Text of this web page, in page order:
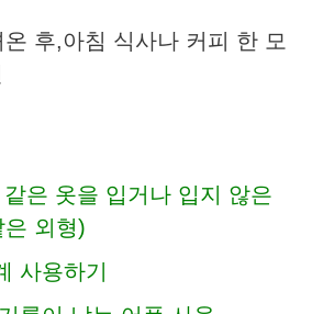
후,아침 식사나 커피 한 모
은 옷을 입거나 입지 않은
외형)
사용하기